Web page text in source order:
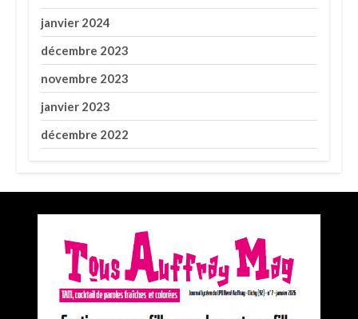
janvier 2024
décembre 2023
novembre 2023
janvier 2023
décembre 2022
Premier prix du concours Médiatiks 2025 de